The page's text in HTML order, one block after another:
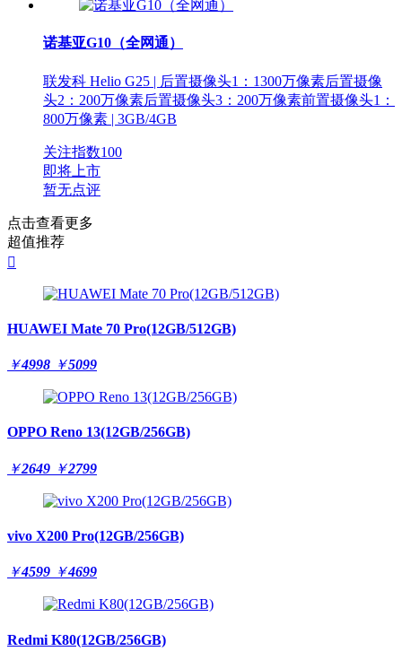
诺基亚G10（全网通）
联发科 Helio G25 | 后置摄像头1：1300万像素后置摄像
头2：200万像素后置摄像头3：200万像素前置摄像头1：
800万像素 | 3GB/4GB
关注指数100
即将上市
暂无点评
点击查看更多
超值推荐

HUAWEI Mate 70 Pro(12GB/512GB)
￥4998 ￥5099
OPPO Reno 13(12GB/256GB)
￥2649 ￥2799
vivo X200 Pro(12GB/256GB)
￥4599 ￥4699
Redmi K80(12GB/256GB)